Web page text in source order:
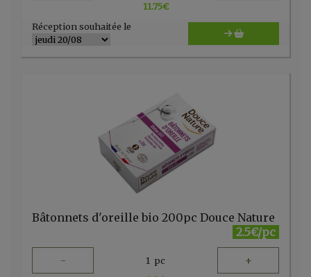
11.75€
Réception souhaitée le
Bâtonnets d'oreille bio 200pc Douce Nature
2.5€/pc
- 1 pc +